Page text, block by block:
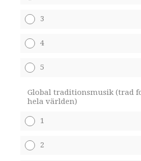
3
4
5
Global traditionsmusik (trad
hela världen)
1
2